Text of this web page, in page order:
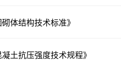
体结构技术标准》
土抗压强度技术规程》